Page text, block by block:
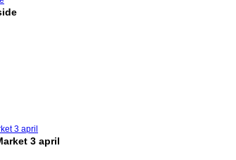
3 april